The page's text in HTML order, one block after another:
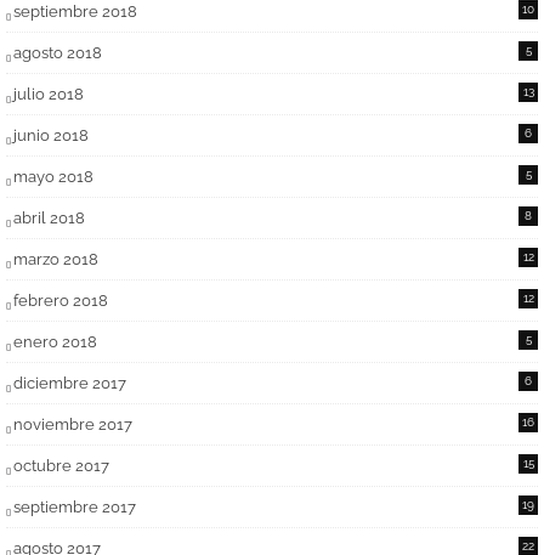
septiembre 2018 10
agosto 2018 5
julio 2018 13
junio 2018 6
mayo 2018 5
abril 2018 8
marzo 2018 12
febrero 2018 12
enero 2018 5
diciembre 2017 6
noviembre 2017 16
octubre 2017 15
septiembre 2017 19
agosto 2017 22